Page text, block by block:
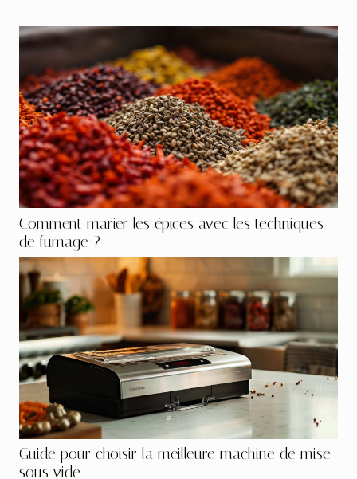
professionnelles. Grâce à...
Comment marier les épices avec les techniques
de fumage ?
Guide pour choisir la meilleure machine de mise
sous vide